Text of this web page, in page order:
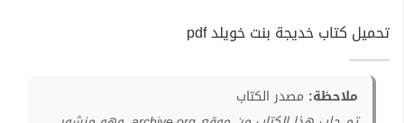
تحميل كتاب خديجة بنت خويلد pdf
ملاحظة: مصدر الكتاب